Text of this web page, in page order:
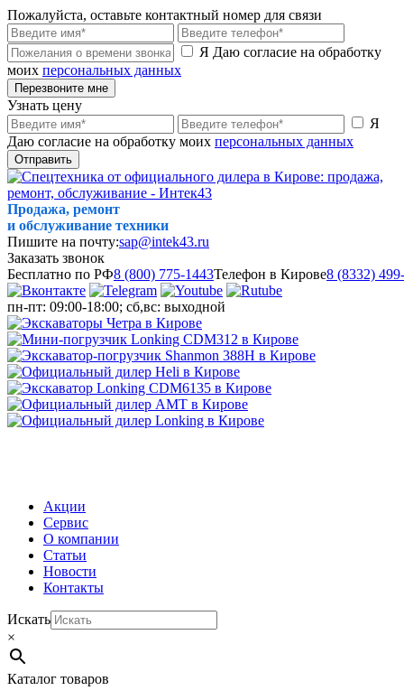
Пожалуйста, оставьте контактный номер для связи
Я Даю согласие на обработку
моих персональных данных
Перезвоните мне
Узнать цену
Я
Даю согласие на обработку моих персональных данных
Отправить
Продажа, ремонт
и обслуживание техники
Пишите на почту:sap@intek43.ru
Заказать звонок
Бесплатно по РФ8 (800) 775-1443Телефон в Кирове8 (8332)
пн-пт: 09:00-18:00; сб,вс: выходной
Акции
Сервис
О компании
Статьи
Новости
Контакты
Искать
×
Каталог товаров